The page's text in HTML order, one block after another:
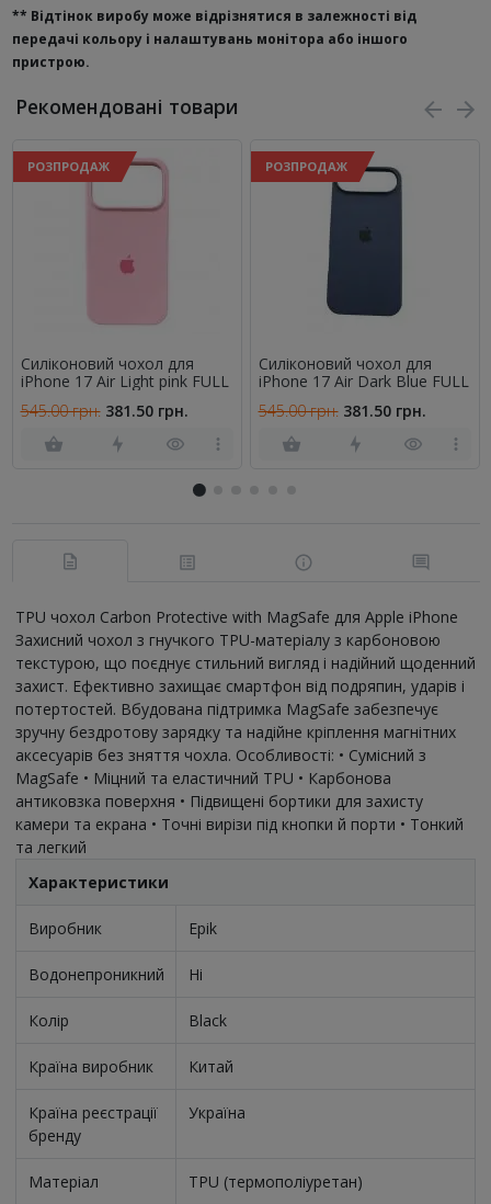
** Відтінок виробу може відрізнятися в залежності від
передачі кольору і налаштувань монітора або іншого
пристрою.
Рекомендовані товари
РОЗПРОДАЖ
Cиліконовий чохол для
iPhone 17 Air Light pink FULL
545.00 грн. 381.50 грн.
РОЗПРОДАЖ
Cиліконовий чохол для
iPhone 17 Air Dark Blue FULL
545.00 грн. 381.50 грн.
TPU чохол Carbon Protective with MagSafe для Apple iPhone
Захисний чохол з гнучкого TPU-матеріалу з карбоновою
текстурою, що поєднує стильний вигляд і надійний щоденний
захист. Ефективно захищає смартфон від подряпин, ударів і
потертостей. Вбудована підтримка MagSafe забезпечує
зручну бездротову зарядку та надійне кріплення магнітних
аксесуарів без зняття чохла. Особливості: • Сумісний з
MagSafe • Міцний та еластичний TPU • Карбонова
антиковзка поверхня • Підвищені бортики для захисту
камери та екрана • Точні вирізи під кнопки й порти • Тонкий
та легкий
Характеристики
Виробник Epik
Водонепроникний Ні
Колір Black
Країна виробник Китай
Країна реєстрації
бренду
Україна
Матеріал TPU (термополіуретан)